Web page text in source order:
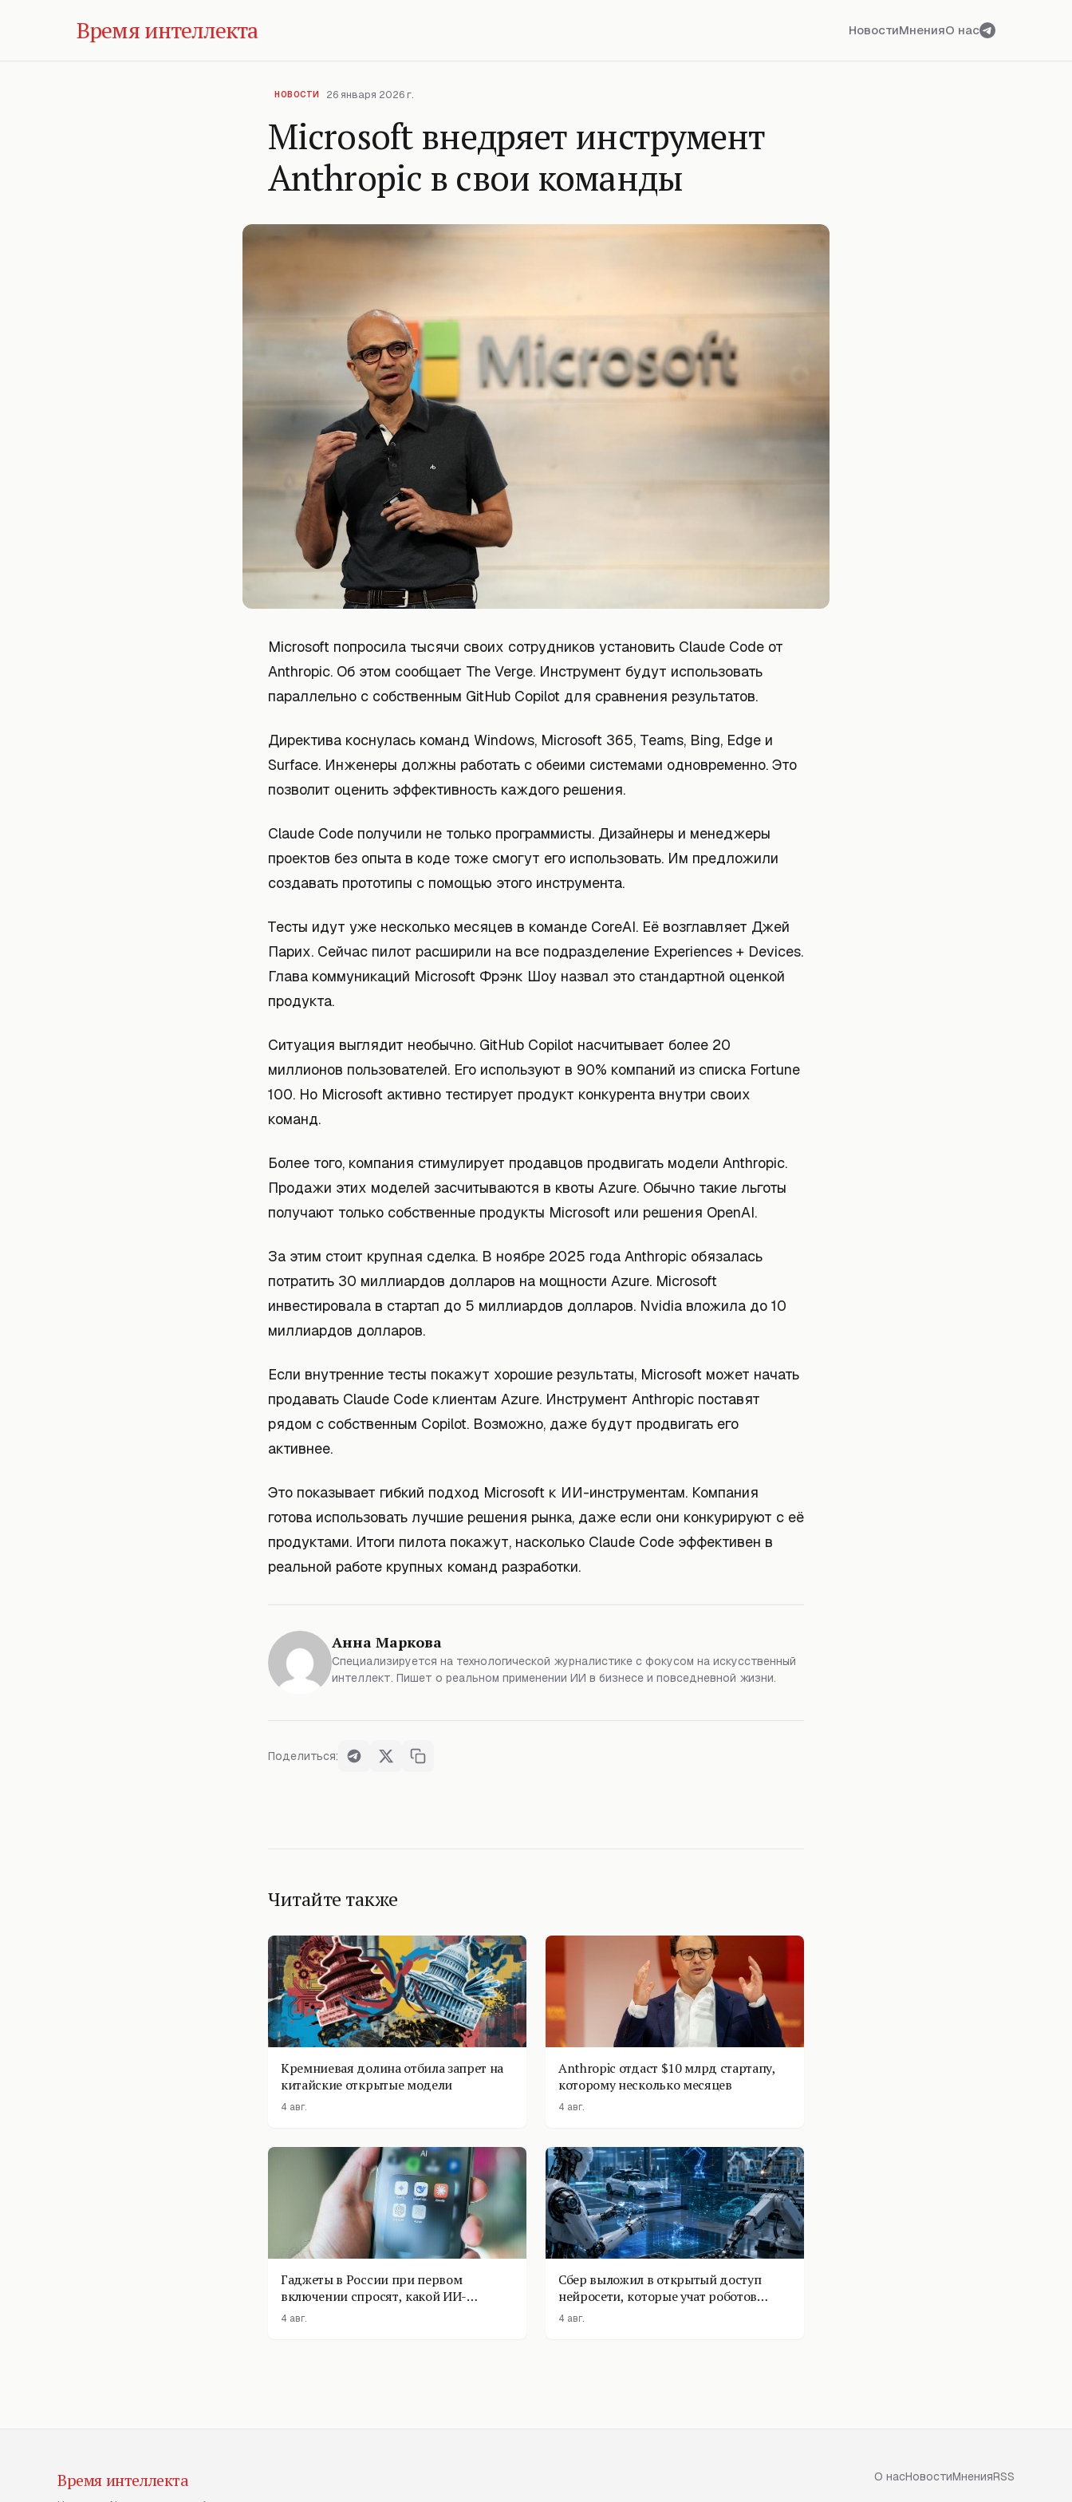
Время интеллекта НовостиМненияО нас
НОВОСТИ 26 января 2026 г.
Microsoft внедряет инструмент
Anthropic в свои команды
Microsoft попросила тысячи своих сотрудников установить Claude Code от
Anthropic. Об этом сообщает The Verge. Инструмент будут использовать
параллельно с собственным GitHub Copilot для сравнения результатов.
Директива коснулась команд Windows, Microsoft 365, Teams, Bing, Edge и
Surface. Инженеры должны работать с обеими системами одновременно. Это
позволит оценить эффективность каждого решения.
Claude Code получили не только программисты. Дизайнеры и менеджеры
проектов без опыта в коде тоже смогут его использовать. Им предложили
создавать прототипы с помощью этого инструмента.
Тесты идут уже несколько месяцев в команде CoreAI. Её возглавляет Джей
Парих. Сейчас пилот расширили на все подразделение Experiences + Devices.
Глава коммуникаций Microsoft Фрэнк Шоу назвал это стандартной оценкой
продукта.
Ситуация выглядит необычно. GitHub Copilot насчитывает более 20
миллионов пользователей. Его используют в 90% компаний из списка Fortune
100. Но Microsoft активно тестирует продукт конкурента внутри своих
команд.
Более того, компания стимулирует продавцов продвигать модели Anthropic.
Продажи этих моделей засчитываются в квоты Azure. Обычно такие льготы
получают только собственные продукты Microsoft или решения OpenAI.
За этим стоит крупная сделка. В ноябре 2025 года Anthropic обязалась
потратить 30 миллиардов долларов на мощности Azure. Microsoft
инвестировала в стартап до 5 миллиардов долларов. Nvidia вложила до 10
миллиардов долларов.
Если внутренние тесты покажут хорошие результаты, Microsoft может начать
продавать Claude Code клиентам Azure. Инструмент Anthropic поставят
рядом с собственным Copilot. Возможно, даже будут продвигать его
активнее.
Это показывает гибкий подход Microsoft к ИИ-инструментам. Компания
готова использовать лучшие решения рынка, даже если они конкурируют с её
продуктами. Итоги пилота покажут, насколько Claude Code эффективен в
реальной работе крупных команд разработки.
Анна Маркова
Специализируется на технологической журналистике с фокусом на искусственный
интеллект. Пишет о реальном применении ИИ в бизнесе и повседневной жизни.
Поделиться:
Читайте также
Кремниевая долина отбила запрет на
китайские открытые модели
4 авг.
Anthropic отдаст $10 млрд стартапу,
которому несколько месяцев
4 авг.
Гаджеты в России при первом
включении спросят, какой ИИ-
помощник поставить
4 авг.
Сбер выложил в открытый доступ
нейросети, которые учат роботов
физике
4 авг.
Время интеллекта О насНовостиМненияRSS